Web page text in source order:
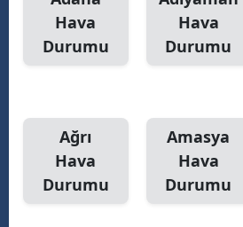
Hava
Durumu
Hava
Durumu
Ağrı
Hava
Durumu
Amasya
Hava
Durumu